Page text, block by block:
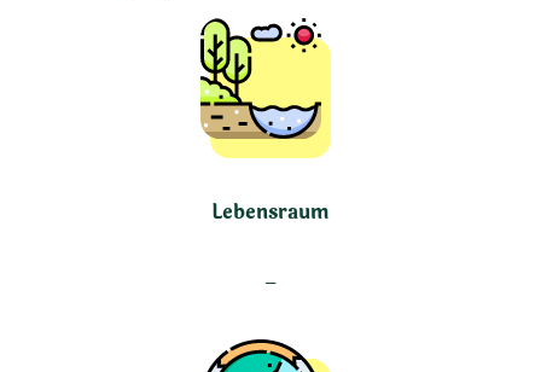
Lebensraum
–